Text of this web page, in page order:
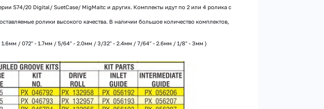
S74/20 Digital/ SuetCase/ MigMaitc и других. Комплекты идут по 2 или 4 ролика с
ролики высокого качества. В наличии большое количество комплектов,
/ 072" - 1.7мм / 5/64" - 2.0мм / 3/32" - 2.4мм / 7/64" - 2.6мм / 1/8" - 3мм )